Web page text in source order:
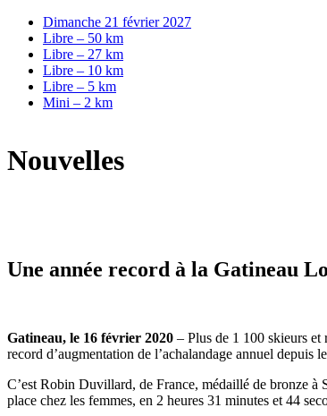
Dimanche 21 février 2027
Libre – 50 km
Libre – 27 km
Libre – 10 km
Libre – 5 km
Mini – 2 km
Nouvelles
Une année record à la Gatineau
Gatineau, le 16 février 2020 – Plus de 1 100 skieurs
record d’augmentation de l’achalandage annuel depuis
C’est Robin Duvillard, de France, médaillé de bronze
place chez les femmes, en 2 heures 31 minutes et 44